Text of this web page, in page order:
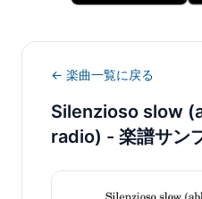
← 楽曲一覧に戻る
Silenzioso slow
radio) - 楽譜サン